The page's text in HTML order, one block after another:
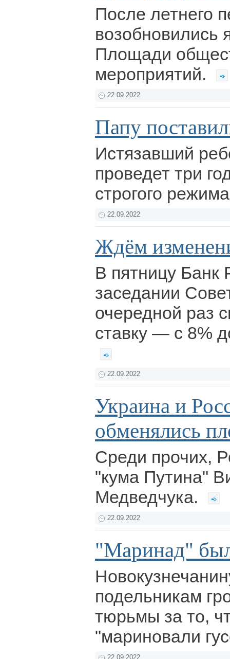
После летнего
возобновились
Площади
мероприятий.
22.09.2022
Папу
Истязавший
проведет три
строгого
22.09.2022
Ждём
В пятницу Банк
заседании
очередной раз
ставку — с 8%
22.09.2022
Украина и
обменялись
Среди прочих,
"кума Путина"
Медведчука.
22.09.2022
"Маринад"
подельникам
тюрьмы за то,
"мариновали
22.09.2022